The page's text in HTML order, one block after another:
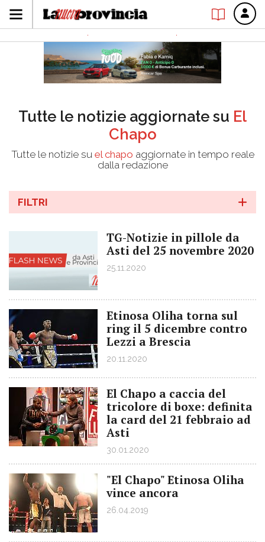
Tutte le notizie aggiornate su El
Chapo
Tutte le notizie su el chapo aggiornate in tempo reale
dalla redazione
FILTRI
TG-Notizie in pillole da
Asti del 25 novembre 2020
25.11.2020
Etinosa Oliha torna sul
ring il 5 dicembre contro
Lezzi a Brescia
20.11.2020
El Chapo a caccia del
tricolore di boxe: definita
la card del 21 febbraio ad
Asti
30.01.2020
"El Chapo" Etinosa Oliha
vince ancora
26.04.2019